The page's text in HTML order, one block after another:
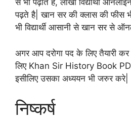
से भी पढ़ाते है, लाखो विद्यार्थी
पढ़ते है| खान सर की क्लास की फीस
भी विद्यार्थी आसानी से खान सर से
अगर आप दरोगा पद के लिए तैयारी
लिए Khan Sir History Book
इसीलिए उसका अध्ययन भी जरुर करे|
निष्कर्ष